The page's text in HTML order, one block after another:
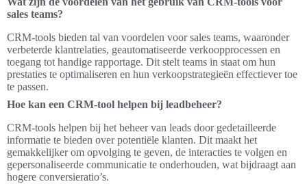
sales teams?
CRM-tools bieden tal van voordelen voor sales teams, waaronder
verbeterde klantrelaties, geautomatiseerde verkoopprocessen en
toegang tot handige rapportage. Dit stelt teams in staat om hun
prestaties te optimaliseren en hun verkoopstrategieën effectiever toe
te passen.
Hoe kan een CRM-tool helpen bij leadbeheer?
CRM-tools helpen bij het beheer van leads door gedetailleerde
informatie te bieden over potentiële klanten. Dit maakt het
gemakkelijker om opvolging te geven, de interacties te volgen en
gepersonaliseerde communicatie te onderhouden, wat bijdraagt aan
hogere conversieratio’s.